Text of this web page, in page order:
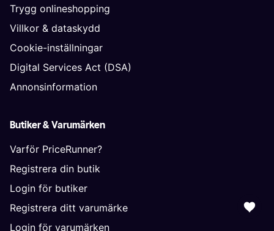
Trygg onlineshopping
Villkor & dataskydd
Cookie-inställningar
Digital Services Act (DSA)
Annonsinformation
Butiker & Varumärken
Varför PriceRunner?
Registrera din butik
Login för butiker
Registrera ditt varumärke
Login för varumärken